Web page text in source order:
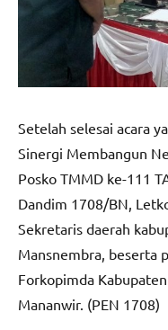
Setelah selesai acara
Sinergi Membangun
Posko TMMD ke-111
Dandim 1708/BN,
Sekretaris daerah
Mansnembra, beserta
Forkopimda
Mananwir. (PEN 1708)